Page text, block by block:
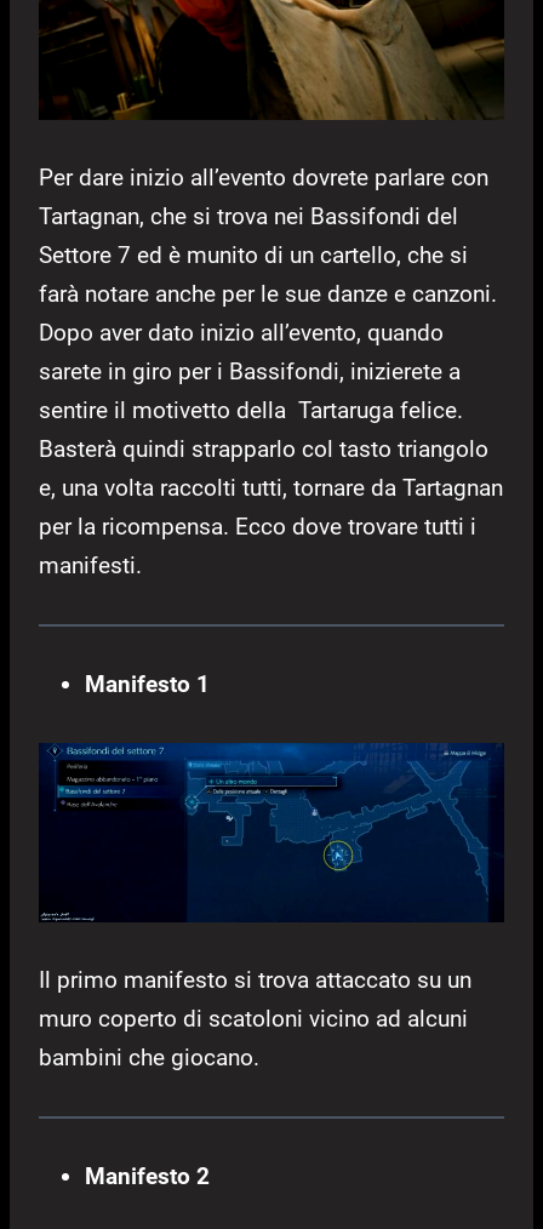
Per dare inizio all’evento dovrete parlare con
Tartagnan, che si trova nei Bassifondi del
Settore 7 ed è munito di un cartello, che si
farà notare anche per le sue danze e canzoni.
Dopo aver dato inizio all’evento, quando
sarete in giro per i Bassifondi, inizierete a
sentire il motivetto della Tartaruga felice.
Basterà quindi strapparlo col tasto triangolo
e, una volta raccolti tutti, tornare da Tartagnan
per la ricompensa. Ecco dove trovare tutti i
manifesti.
Manifesto 1
Il primo manifesto si trova attaccato su un
muro coperto di scatoloni vicino ad alcuni
bambini che giocano.
Manifesto 2